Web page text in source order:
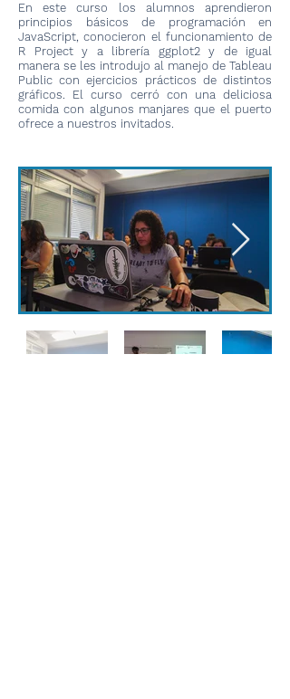
En este curso los alumnos aprendieron
principios básicos de programación en
JavaScript, conocieron el funcionamiento de
R Project y a librería ggplot2 y de igual
manera se les introdujo al manejo de Tableau
Public con ejercicios prácticos de distintos
gráficos. El curso cerró con una deliciosa
comida con algunos manjares que el puerto
ofrece a nuestros invitados.